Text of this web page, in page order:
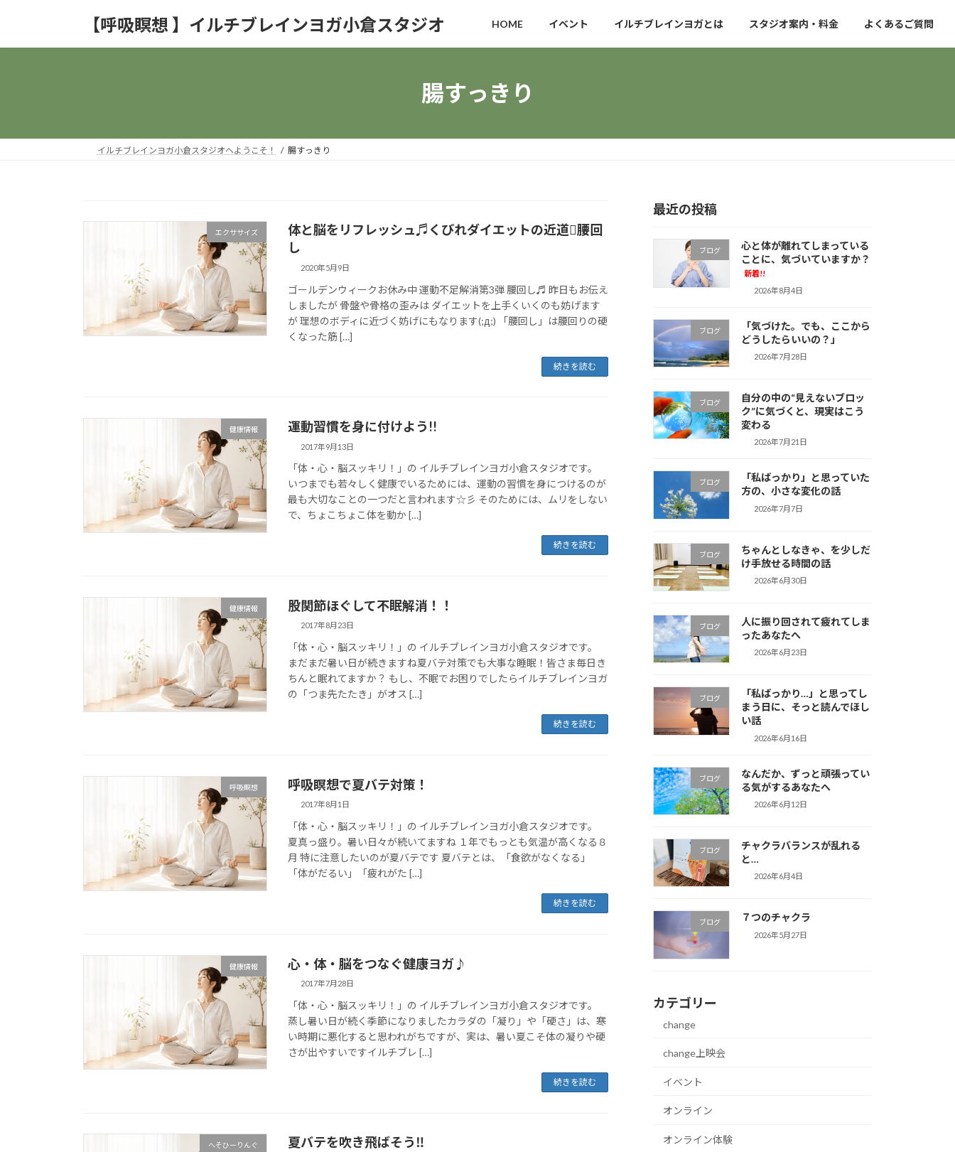
【呼吸瞑想 】イルチブレインヨガ小倉スタジオ HOME イベント イルチブレインヨガとは スタジオ案内・料金 よくあるご質問
腸すっきり
イルチブレインヨガ小倉スタジオへようこそ！ 腸すっきり
エクササイズ
体と脳をリフレッシュ♬くびれダイエットの近道腰回
し
2020年5月9日
ゴールデンウィークお休み中 運動不足解消第3弾 腰回し♬ 昨日もお伝え
しましたが 骨盤や骨格の歪みは ダイエットを上手くいくのも妨げます
が 理想のボディに近づく妨げにもなります(;д;) 「腰回し」は腰回りの硬
くなった筋 […]
続きを読む
健康情報 運動習慣を身に付けよう!!
2017年9月13日
「体・心・脳スッキリ！」の イルチブレインヨガ小倉スタジオです。
いつまでも若々しく健康でいるためには、運動の習慣を身につけるのが
最も大切なことの一つだと言われます☆彡 そのためには、ムリをしない
で、ちょこちょこ体を動か […]
続きを読む
健康情報 股関節ほぐして不眠解消！！
2017年8月23日
「体・心・脳スッキリ！」の イルチブレインヨガ小倉スタジオです。
まだまだ暑い日が続きますね夏バテ対策でも大事な睡眠！皆さま毎日き
ちんと眠れてますか？ もし、不眠でお困りでしたらイルチブレインヨガ
の「つま先たたき」がオス […]
続きを読む
呼吸瞑想 呼吸瞑想で夏バテ対策！
2017年8月1日
「体・心・脳スッキリ！」の イルチブレインヨガ小倉スタジオです。
夏真っ盛り。暑い日々が続いてますね １年でもっとも気温が高くなる８
月 特に注意したいのが夏バテです 夏バテとは、「食欲がなくなる」
「体がだるい」「疲れがた […]
続きを読む
健康情報 心・体・脳をつなぐ健康ヨガ♪
2017年7月28日
「体・心・脳スッキリ！」の イルチブレインヨガ小倉スタジオです。
蒸し暑い日が続く季節になりましたカラダの「凝り」や「硬さ」は、寒
い時期に悪化すると思われがちですが、実は、暑い夏こそ体の凝りや硬
さが出やすいですイルチブレ […]
続きを読む
へそひーりんぐ 夏バテを吹き飛ばそう‼
最近の投稿
ブログ
心と体が離れてしまっている
ことに、気づいていますか？
新着!!
2026年8月4日
ブログ
「気づけた。でも、ここから
どうしたらいいの？」
2026年7月28日
ブログ
自分の中の“見えないブロッ
ク”に気づくと、現実はこう
変わる
2026年7月21日
ブログ
「私ばっかり」と思っていた
方の、小さな変化の話
2026年7月7日
ブログ
ちゃんとしなきゃ、を少しだ
け手放せる時間の話
2026年6月30日
ブログ
人に振り回されて疲れてしま
ったあなたへ
2026年6月23日
ブログ
「私ばっかり…」と思ってし
まう日に、そっと読んでほし
い話
2026年6月16日
ブログ
なんだか、ずっと頑張ってい
る気がするあなたへ
2026年6月12日
ブログ
チャクラバランスが乱れる
と…
2026年6月4日
ブログ ７つのチャクラ
2026年5月27日
カテゴリー
change
change上映会
イベント
オンライン
オンライン体験